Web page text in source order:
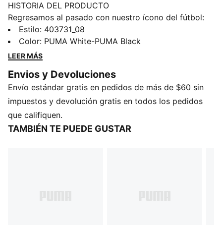
HISTORIA DEL PRODUCTO
Regresamos al pasado con nuestro ícono del fútbol:
King Indoor. A principios de los 2000, estos tenis
representaban la cultura y el estilo juvenil, hoy los
traemos de vuelta para inspirar a la próxima
el deporte y se han convertido en un icono de estilo
dentro y fuera del campo.
DETALLES
Corte: regular
Tipo de puntera: redondeada
Estilo: 403731_08
Color: PUMA White-PUMA Black
LEER MÁS
Envios y Devoluciones
Envío estándar gratis en pedidos de más de $60 sin
impuestos y devolución gratis en todos los pedidos
que califiquen.
TAMBIÉN TE PUEDE GUSTAR